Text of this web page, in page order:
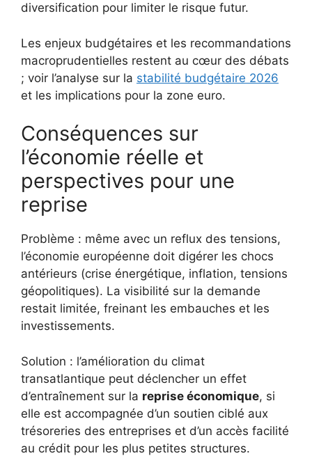
diversification pour limiter le risque futur.
Les enjeux budgétaires et les recommandations
macroprudentielles restent au cœur des débats
; voir l’analyse sur la stabilité budgétaire 2026
et les implications pour la zone euro.
Conséquences sur
l’économie réelle et
perspectives pour une
reprise
Problème : même avec un reflux des tensions,
l’économie européenne doit digérer les chocs
antérieurs (crise énergétique, inflation, tensions
géopolitiques). La visibilité sur la demande
restait limitée, freinant les embauches et les
investissements.
Solution : l’amélioration du climat
transatlantique peut déclencher un effet
d’entraînement sur la reprise économique, si
elle est accompagnée d’un soutien ciblé aux
trésoreries des entreprises et d’un accès facilité
au crédit pour les plus petites structures.